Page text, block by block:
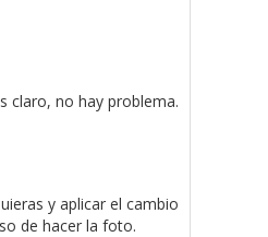
claro, no hay problema.
y aplicar el cambio
de hacer la foto.